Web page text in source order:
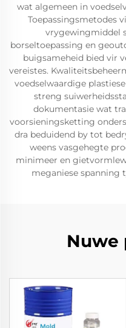
wat algemeen in
Toepassingsmetodes
vrygewingmiddel
borseltoepassing en
buigsameheid bied vir
vereistes.
voedselwaardige
streng
dokumentasie wat
voorsieningsketting
dra beduidend by tot
weens vasgehegte
minimeer en
meganiese spanning
Nuwe